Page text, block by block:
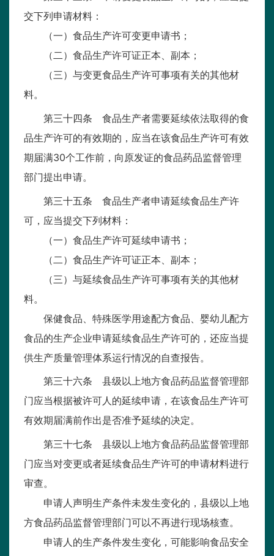
交下列申请材料：
（一）食品生产许可变更申请书；
（二）食品生产许可证正本、副本；
（三）与变更食品生产许可事项有关的其他材
料。
第三十四条 食品生产者需要延续依法取得的食
品生产许可的有效期的，应当在该食品生产许可有效
期届满30个工作前，向原发证的食品药品监督管理
部门提出申请。
第三十五条 食品生产者申请延续食品生产许
可，应当提交下列材料：
（一）食品生产许可延续申请书；
（二）食品生产许可证正本、副本；
（三）与延续食品生产许可事项有关的其他材
料。
保健食品、特殊医学用途配方食品、婴幼儿配方
食品的生产企业申请延续食品生产许可的，还应当提
供生产质量管理体系运行情况的自查报告。
第三十六条 县级以上地方食品药品监督管理部
门应当根据被许可人的延续申请，在该食品生产许可
有效期届满前作出是否准予延续的决定。
第三十七条 县级以上地方食品药品监督管理部
门应当对变更或者延续食品生产许可的申请材料进行
审查。
申请人声明生产条件未发生变化的，县级以上地
方食品药品监督管理部门可以不再进行现场核查。
申请人的生产条件发生变化，可能影响食品安全